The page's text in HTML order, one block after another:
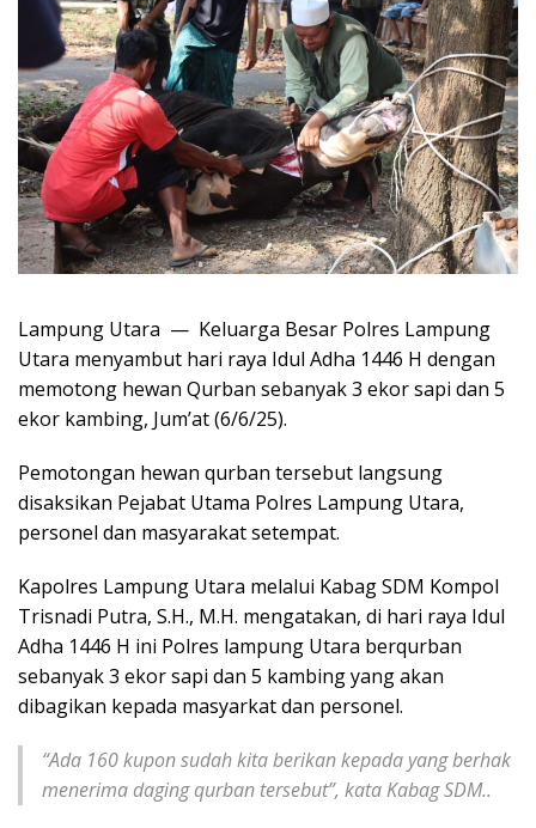
Lampung Utara — Keluarga Besar Polres Lampung
Utara menyambut hari raya Idul Adha 1446 H dengan
memotong hewan Qurban sebanyak 3 ekor sapi dan 5
ekor kambing, Jum’at (6/6/25).
Pemotongan hewan qurban tersebut langsung
disaksikan Pejabat Utama Polres Lampung Utara,
personel dan masyarakat setempat.
Kapolres Lampung Utara melalui Kabag SDM Kompol
Trisnadi Putra, S.H., M.H. mengatakan, di hari raya Idul
Adha 1446 H ini Polres lampung Utara berqurban
sebanyak 3 ekor sapi dan 5 kambing yang akan
dibagikan kepada masyarkat dan personel.
“Ada 160 kupon sudah kita berikan kepada yang berhak
menerima daging qurban tersebut”, kata Kabag SDM..